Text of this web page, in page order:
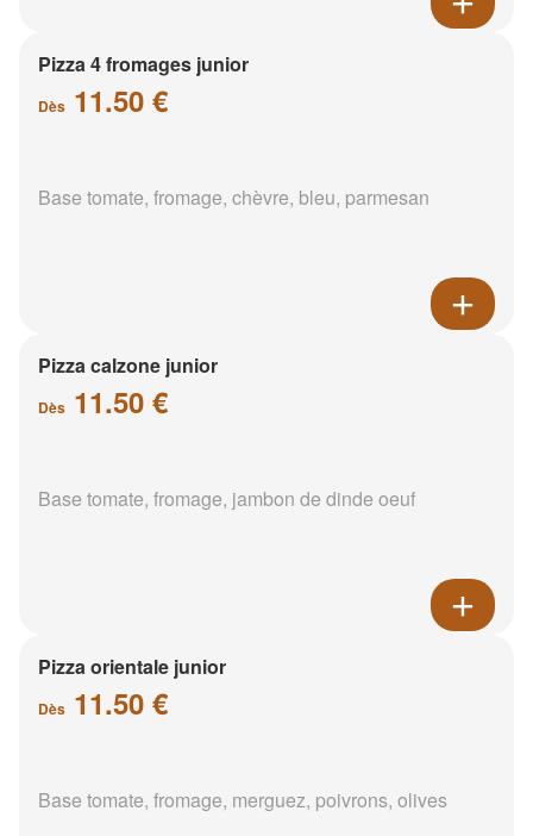
Pizza 4 fromages junior
Dès 11.50 €
Base tomate, fromage, chèvre, bleu, parmesan
Pizza calzone junior
Dès 11.50 €
Base tomate, fromage, jambon de dinde oeuf
Pizza orientale junior
Dès 11.50 €
Base tomate, fromage, merguez, poivrons, olives